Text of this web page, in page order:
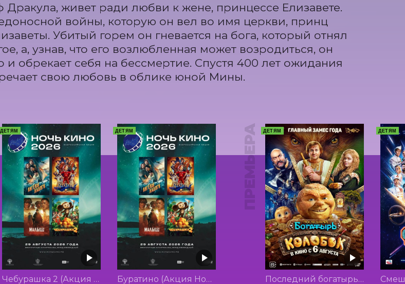
Дракула, живет ради любви к жене, принцессе Елизавете.
войны, которую он вел во имя церкви, принц
Убитый горем он гневается на бога, который отнял
а, узнав, что его возлюбленная может возродиться, он
и обрекает себя на бессмертие. Спустя 400 лет ожидания
свою любовь в облике юной Мины.
ДЕТЯМ
Чебурашка 2 (Акция Ночь Кино 2026)
ДЕТЯМ
Буратино (Акция Ночь Кино 2026)
ПРЕМЬЕРА ДЕТЯМ
Последний богатырь. Колобок
ДЕТЯМ